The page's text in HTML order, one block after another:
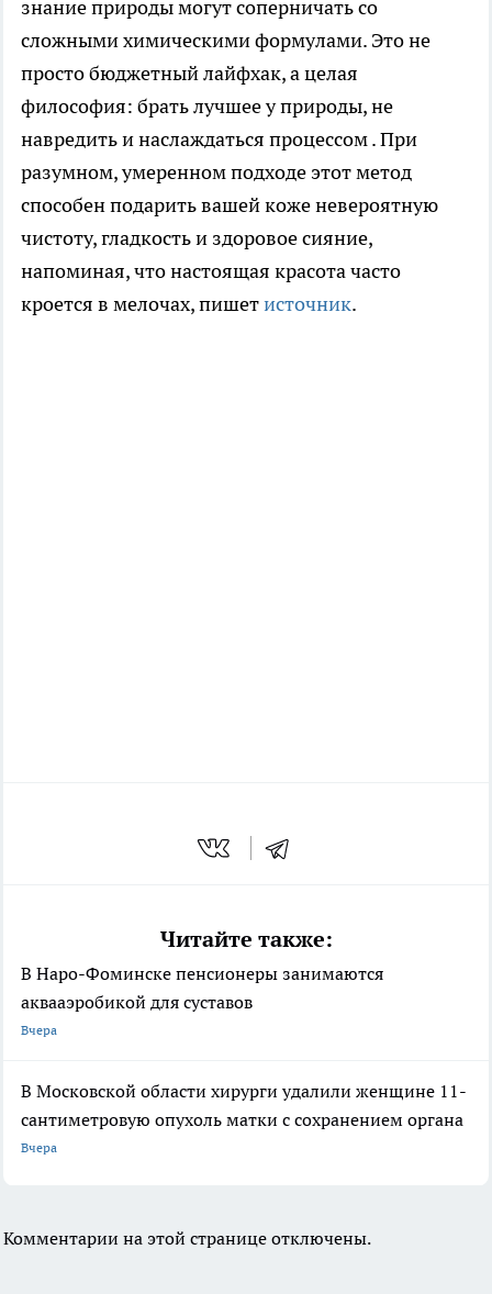
знание природы могут соперничать со
сложными химическими формулами. Это не
просто бюджетный лайфхак, а целая
философия: брать лучшее у природы, не
навредить и наслаждаться процессом . При
разумном, умеренном подходе этот метод
способен подарить вашей коже невероятную
чистоту, гладкость и здоровое сияние,
напоминая, что настоящая красота часто
кроется в мелочах, пишетисточник.
Читайте также:
В Наро-Фоминске пенсионеры занимаются
аквааэробикой для суставов
Вчера
В Московской области хирурги удалили женщине 11-
сантиметровую опухоль матки с сохранением органа
Вчера
Комментарии на этой странице отключены.